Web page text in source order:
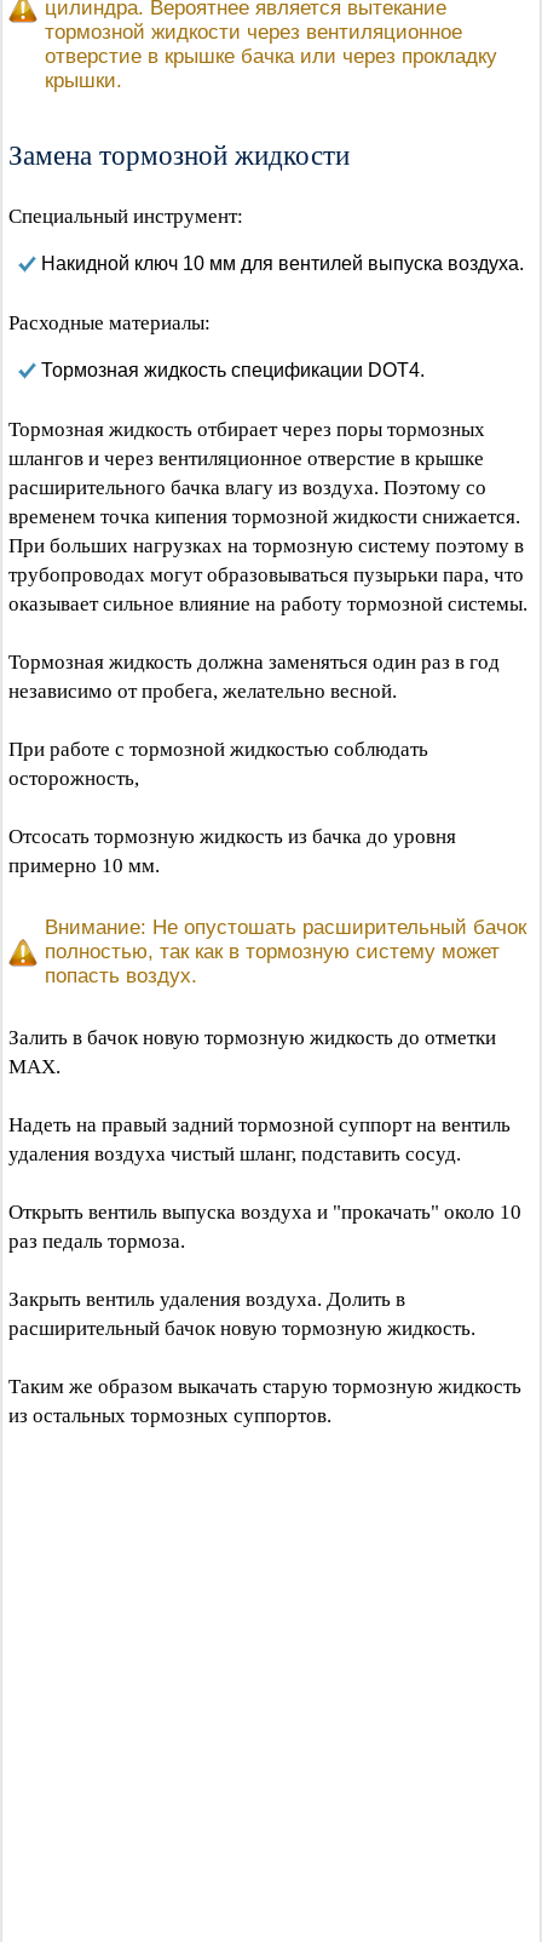
цилиндра. Вероятнее является вытекание
тормозной жидкости через вентиляционное
отверстие в крышке бачка или через прокладку
крышки.
Замена тормозной жидкости
Специальный инструмент:
Накидной ключ 10 мм для вентилей выпуска воздуха.
Расходные материалы:
Тормозная жидкость спецификации DOT4.
Тормозная жидкость отбирает через поры тормозных
шлангов и через вентиляционное отверстие в крышке
расширительного бачка влагу из воздуха. Поэтому со
временем точка кипения тормозной жидкости снижается.
При больших нагрузках на тормозную систему поэтому в
трубопроводах могут образовываться пузырьки пара, что
оказывает сильное влияние на работу тормозной системы.
Тормозная жидкость должна заменяться один раз в год
независимо от пробега, желательно весной.
При работе с тормозной жидкостью соблюдать
осторожность,
Отсосать тормозную жидкость из бачка до уровня
примерно 10 мм.
Внимание: Не опустошать расширительный бачок
полностью, так как в тормозную систему может
попасть воздух.
Залить в бачок новую тормозную жидкость до отметки
МАХ.
Надеть на правый задний тормозной суппорт на вентиль
удаления воздуха чистый шланг, подставить сосуд.
Открыть вентиль выпуска воздуха и "прокачать" около 10
раз педаль тормоза.
Закрыть вентиль удаления воздуха. Долить в
расширительный бачок новую тормозную жидкость.
Таким же образом выкачать старую тормозную жидкость
из остальных тормозных суппортов.